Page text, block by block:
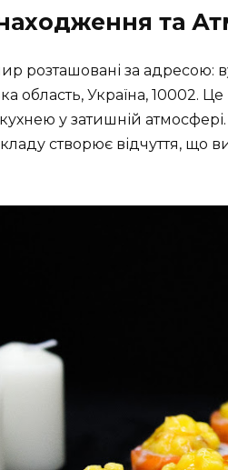
та
розташовані за адресою:
область, Україна, 10002.
у затишній
створює відчуття,